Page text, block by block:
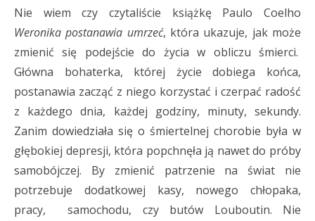
Nie wiem czy czytaliście książkę Paulo Coelho
Weronika postanawia umrzeć, która ukazuje, jak może
zmienić się podejście do życia w obliczu śmierci.
Główna bohaterka, której życie dobiega końca,
postanawia zacząć z niego korzystać i czerpać radość
z każdego dnia, każdej godziny, minuty, sekundy.
Zanim dowiedziała się o śmiertelnej chorobie była w
głębokiej depresji, która popchnęła ją nawet do próby
samobójczej. By zmienić patrzenie na świat nie
potrzebuje dodatkowej kasy, nowego chłopaka,
pracy, samochodu, czy butów Louboutin. Nie